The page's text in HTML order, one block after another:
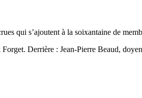
qui s’ajoutent à la soixantaine de
Derrière : Jean-Pierre Beaud,